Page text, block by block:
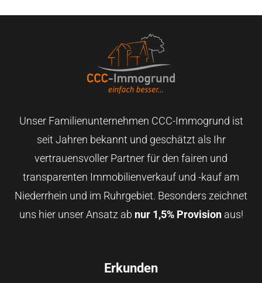
Unser Familienunternehmen CCC-Immogrund ist
seit Jahren bekannt und geschätzt als Ihr
vertrauensvoller Partner für den fairen und
transparenten Immobilienverkauf und -kauf am
Niederrhein und im Ruhrgebiet. Besonders zeichnet
uns hier unser Ansatz ab nur 1,5% Provisionaus!
Erkunden